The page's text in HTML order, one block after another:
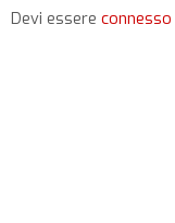
Devi essere connesso